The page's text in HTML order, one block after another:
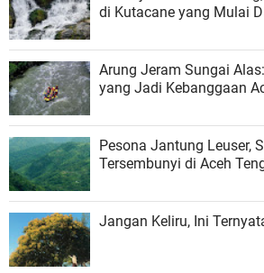
di Kutacane yang Mulai
Arung Jeram Sungai
yang Jadi Kebanggaan
Pesona Jantung Leuser,
Tersembunyi di Aceh
Jangan Keliru, Ini